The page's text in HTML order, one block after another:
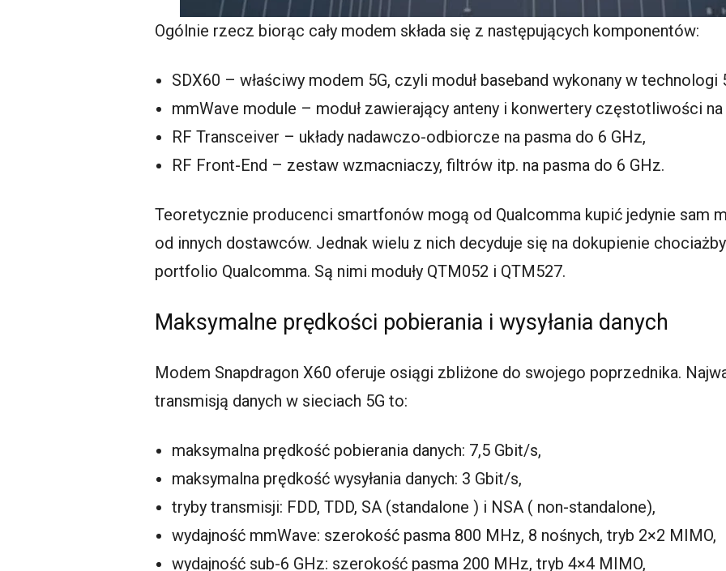
Ogólnie rzecz biorąc cały modem składa się z następujących komponentów:
SDX60 – właściwy modem 5G, czyli moduł baseband wykonany w technologi
mmWave module – moduł zawierający anteny i konwertery częstotliwości
RF Transceiver – układy nadawczo-odbiorcze na pasma do 6 GHz,
RF Front-End – zestaw wzmacniaczy, filtrów itp. na pasma do 6 GHz.
Teoretycznie producenci smartfonów mogą od Qualcomma kupić jedynie sam
od innych dostawców. Jednak wielu z nich decyduje się na dokupienie
portfolio Qualcomma. Są nimi moduły QTM052 i QTM527.
Maksymalne prędkości pobierania i wysyłania danych
Modem Snapdragon X60 oferuje osiągi zbliżone do swojego poprzednika.
transmisją danych w sieciach 5G to:
maksymalna prędkość pobierania danych: 7,5 Gbit/s,
maksymalna prędkość wysyłania danych: 3 Gbit/s,
tryby transmisji: FDD, TDD, SA (standalone ) i NSA ( non-standalone),
wydajność mmWave: szerokość pasma 800 MHz, 8 nośnych, tryb 2×2 MIMO,
wydajność sub-6 GHz: szerokość pasma 200 MHz, tryb 4×4 MIMO,